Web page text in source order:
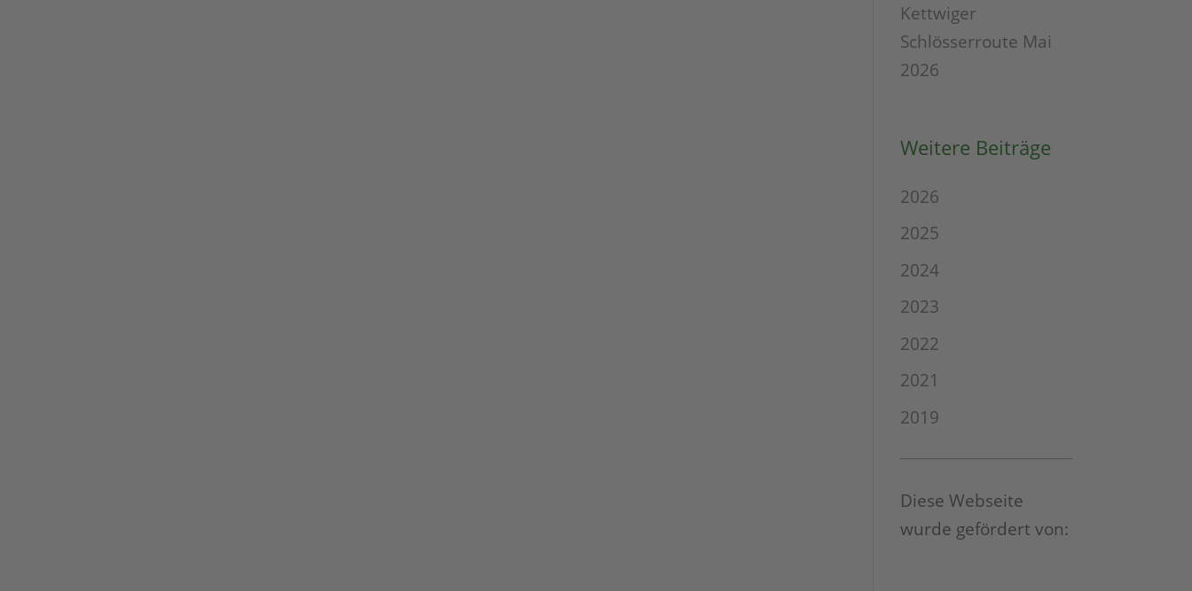
Kettwiger
Schlösserroute Mai
2026
Weitere Beiträge
2026
2025
2024
2023
2022
2021
2019
Diese Webseite
wurde gefördert von: